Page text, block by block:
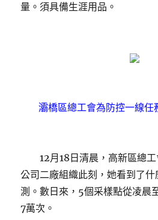
量。須具備生涯用品。
灞橋區總工會為防控一線任
12月18日清晨，高新區總工
公司二廠組織此刻，她看到了
測。數日來，5個采樣點從凌晨
7萬次。